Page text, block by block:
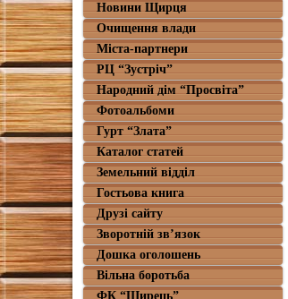
Новини Щирця
Очищення влади
Міста-партнери
РЦ “Зустріч”
Народний дім “Просвіта”
Фотоальбоми
Гурт “Злата”
Каталог статей
Земельний відділ
Гостьова книга
Друзі сайту
Зворотній зв’язок
Дошка оголошень
Вільна боротьба
ФК “Щирець”